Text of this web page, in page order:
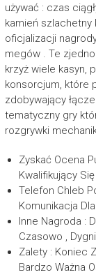
używać : czas
kamień szlachetny
oficjalizacji
megów . Te
krzyż wiele kasyn,
konsorcjum, które
zdobywający
tematyczny gry
rozgrywki
Zyskać Ocena
Kwalifikujący
Telefon Chleb
Komunikacja
Inne Nagroda :
Czasowo ,
Zalety : Koniec
Bardzo Ważna